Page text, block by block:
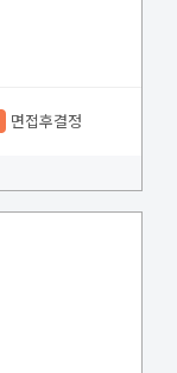
면접후결정